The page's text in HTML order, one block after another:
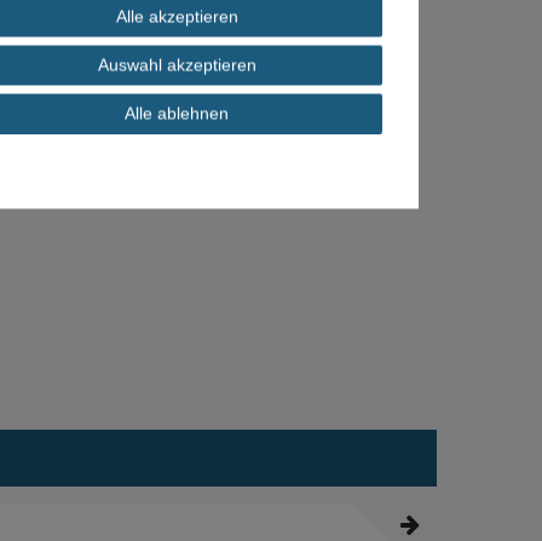
Alle akzeptieren
Auswahl akzeptieren
Alle ablehnen